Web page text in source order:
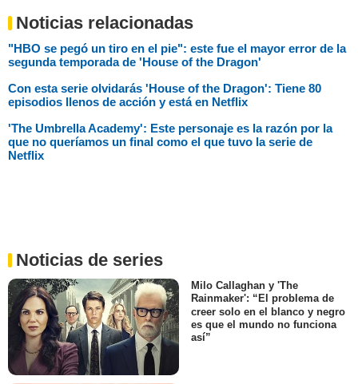
Noticias relacionadas
"HBO se pegó un tiro en el pie": este fue el mayor error de la
segunda temporada de 'House of the Dragon'
Con esta serie olvidarás 'House of the Dragon': Tiene 80
episodios llenos de acción y está en Netflix
'The Umbrella Academy': Este personaje es la razón por la
que no queríamos un final como el que tuvo la serie de
Netflix
Noticias de series
Milo Callaghan y 'The
Rainmaker': “El problema de
creer solo en el blanco y negro
es que el mundo no funciona
así”